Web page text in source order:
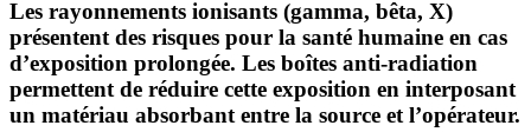
Les rayonnements ionisants (gamma, bêta, X)
présentent des risques pour la santé humaine en cas
d’exposition prolongée. Les boîtes anti-radiation
permettent de réduire cette exposition en interposant
un matériau absorbant entre la source et l’opérateur.